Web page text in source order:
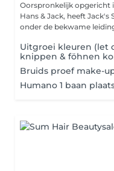
Oorspronkelijk opgericht
Hans & Jack, heeft
onder de bekwame
Uitgroei kleuren (let
knippen & föhnen
Bruids proef make-
Humano 1 baan